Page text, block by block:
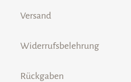
Versand
Widerrufsbelehrung
Rückgaben